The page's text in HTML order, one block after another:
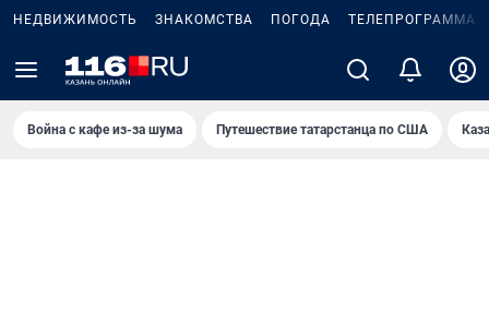
НЕДВИЖИМОСТЬ ЗНАКОМСТВА ПОГОДА ТЕЛЕПРОГРАММА
Война с кафе из-за шума Путешествие татарстанца по США